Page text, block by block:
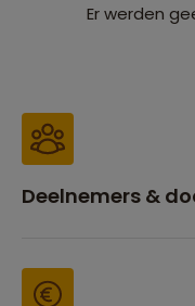
Er werden
Deelnemers &